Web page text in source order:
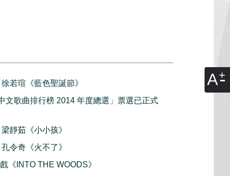
A
若瑄《藍色聖誕節》
文歌曲排行榜 2014 年度總選」票選已正式
靜茹《小小孩》
令奇《火不了》
《INTO THE WOODS》